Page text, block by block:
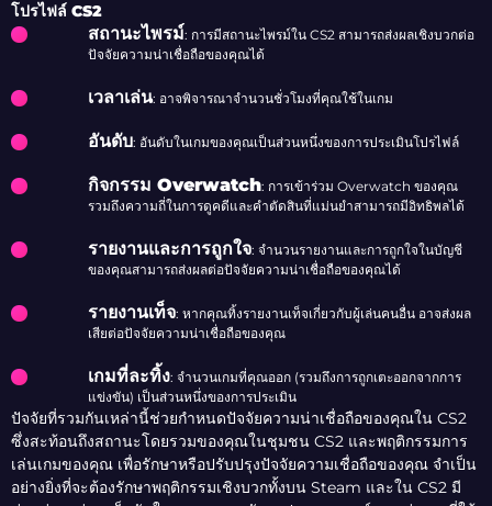
โปรไฟล์ CS2
สถานะไพรม์: การมีสถานะไพรม์ใน CS2 สามารถส่งผลเชิงบวกต่อ
ปัจจัยความน่าเชื่อถือของคุณได้
เวลาเล่น: อาจพิจารณาจำนวนชั่วโมงที่คุณใช้ในเกม
อันดับ: อันดับในเกมของคุณเป็นส่วนหนึ่งของการประเมินโปรไฟล์
กิจกรรม Overwatch: การเข้าร่วม Overwatch ของคุณ
รวมถึงความถี่ในการดูคดีและคำตัดสินที่แม่นยำสามารถมีอิทธิพลได้
รายงานและการถูกใจ: จำนวนรายงานและการถูกใจในบัญชี
ของคุณสามารถส่งผลต่อปัจจัยความน่าเชื่อถือของคุณได้
รายงานเท็จ: หากคุณทิ้งรายงานเท็จเกี่ยวกับผู้เล่นคนอื่น อาจส่งผล
เสียต่อปัจจัยความน่าเชื่อถือของคุณ
เกมที่ละทิ้ง: จำนวนเกมที่คุณออก (รวมถึงการถูกเตะออกจากการ
แข่งขัน) เป็นส่วนหนึ่งของการประเมิน
ปัจจัยที่รวมกันเหล่านี้ช่วยกำหนดปัจจัยความน่าเชื่อถือของคุณใน CS2
ซึ่งสะท้อนถึงสถานะโดยรวมของคุณในชุมชน CS2 และพฤติกรรมการ
เล่นเกมของคุณ เพื่อรักษาหรือปรับปรุงปัจจัยความเชื่อถือของคุณ จำเป็น
อย่างยิ่งที่จะต้องรักษาพฤติกรรมเชิงบวกทั้งบน Steam และใน CS2 มี